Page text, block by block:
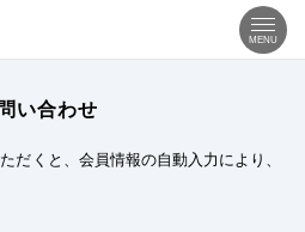
MENU
い合わせ
だくと、会員情報の自動入力により、